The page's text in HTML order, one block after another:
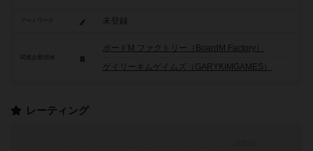
アートワーク 未登録
ボードM ファクトリー（BoardM Factory）
ゲイリーキムゲイムズ（GARYKIMGAMES）
レーティング